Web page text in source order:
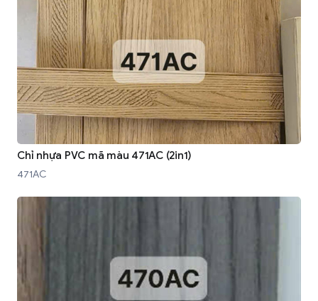
Chỉ nhựa PVC mã màu 471AC (2in1)
471AC